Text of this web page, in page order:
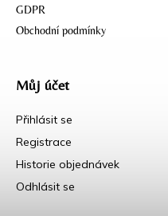
GDPR
Obchodní podmínky
Můj účet
Přihlásit se
Registrace
Historie objednávek
Odhlásit se